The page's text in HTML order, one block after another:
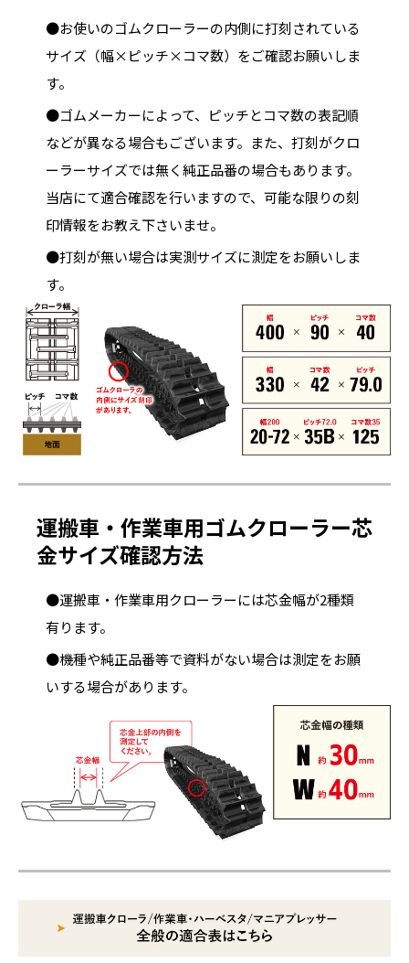
●お使いのゴムクローラーの内側に打刻されている
サイズ（幅×ピッチ×コマ数）をご確認お願いしま
す。
●ゴムメーカーによって、ピッチとコマ数の表記順
などが異なる場合もございます。また、打刻がクロ
ーラーサイズでは無く純正品番の場合もあります。
当店にて適合確認を行いますので、可能な限りの刻
印情報をお教え下さいませ。
●打刻が無い場合は実測サイズに測定をお願いしま
す。
運搬車・作業車用ゴムクローラー芯
金サイズ確認方法
●運搬車・作業車用クローラーには芯金幅が2種類
有ります。
●機種や純正品番等で資料がない場合は測定をお願
いする場合があります。